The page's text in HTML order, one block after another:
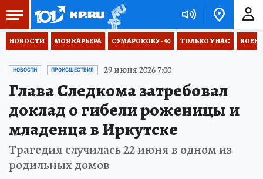
НОВОСТИ МОЯ КАРЬЕРА СУМАРОКОВУ - 90 ТОЛЬКО У НАС
НОВОСТИ ПРОИСШЕСТВИЯ 29 июня 2026 7:00
Глава Следкома затребовал
доклад о гибели роженицы и
младенца в Иркутске
Трагедия случилась 22 июня в одном из
родильных домов